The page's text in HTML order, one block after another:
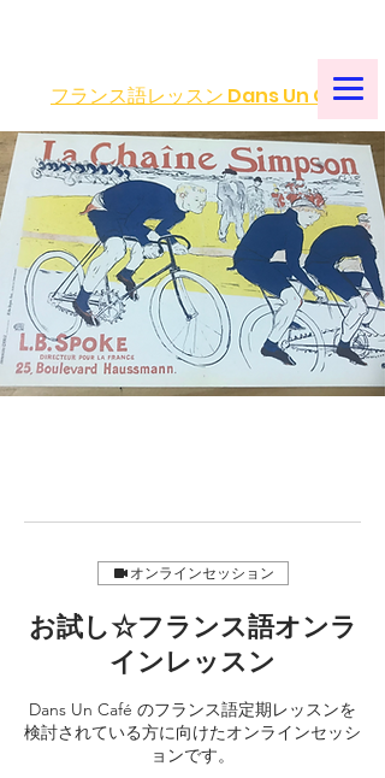
フランス語レッスン Dans Un Café
オンラインセッション
お試し☆フランス語オンラ
インレッスン
Dans Un Café のフランス語定期レッスンを
検討されている方に向けたオンラインセッシ
ョンです。